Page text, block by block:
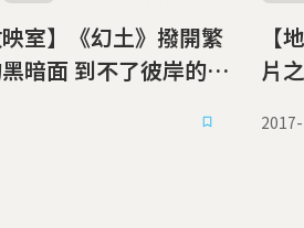
映室】《幻土》撥開繁
了彼岸的移
【